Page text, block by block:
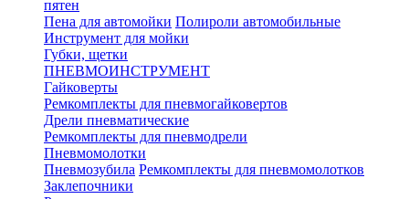
пятен
Пена для автомойки Полироли автомобильные
Инструмент для мойки
Губки, щетки
ПНЕВМОИНСТРУМЕНТ
Гайковерты
Ремкомплекты для пневмогайковертов
Дрели пневматические
Ремкомплекты для пневмодрели
Пневмомолотки
Пневмозубила Ремкомплекты для пневмомолотков
Заклепочники